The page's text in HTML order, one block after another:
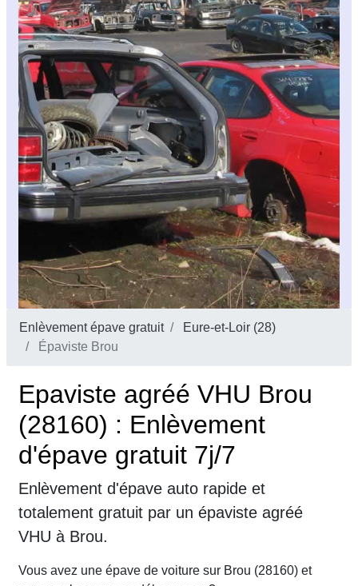
Enlèvement épave gratuit
Eure-et-Loir (28)
Épaviste Brou
Epaviste agréé VHU Brou
(28160) : Enlèvement
d'épave gratuit 7j/7
Enlèvement d'épave auto rapide et
totalement gratuit par un épaviste agréé
VHU à Brou.
Vous avez une épave de voiture sur Brou (28160) et